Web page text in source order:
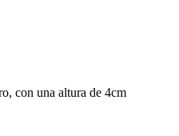
con una altura de 4cm